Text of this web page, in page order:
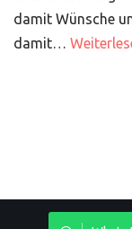
damit Wünsche
damit…